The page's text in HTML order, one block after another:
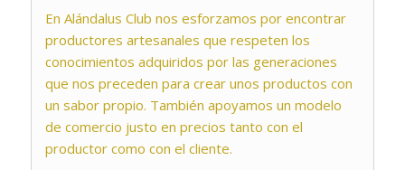
En Alándalus Club nos esforzamos por encontrar
productores artesanales que respeten los
conocimientos adquiridos por las generaciones
que nos preceden para crear unos productos con
un sabor propio. También apoyamos un modelo
de comercio justo en precios tanto con el
productor como con el cliente.